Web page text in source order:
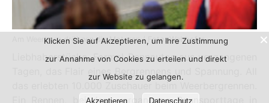
Am Weerberg dröhnen die Motoren / Foto: Webhofer
Liebhaberstücke, Formel-Rennautos aus vergangenen
Tagen, das Flair eines Bergrennens und Spannung. All
das erlebten 10.000 Zuschauer beim Weerbergrennen.
Ein Rennen, bei dem vergangene Rennsporttage in
Klicken Sie auf Akzeptieren, um Ihre Zustimmung
zur Annahme von Cookies zu erteilen und direkt
zur Website zu gelangen.
Akzeptieren Datenschutz